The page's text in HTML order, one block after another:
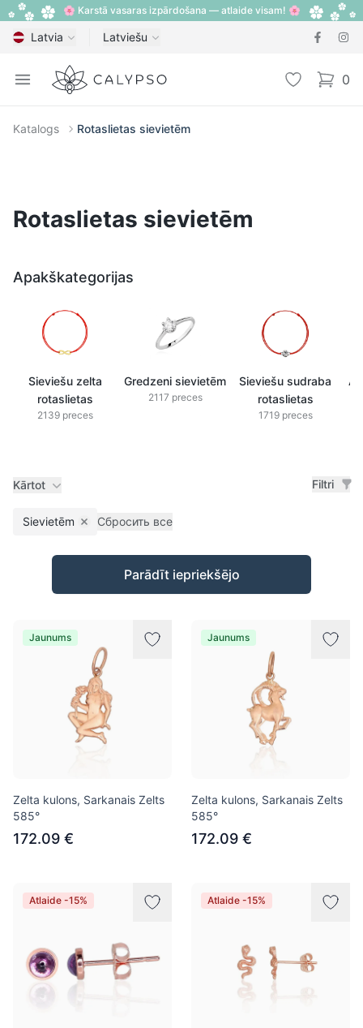
🌸 Karstā vasaras izpārdošana — atlaide visam! 🌸
Latvia Latviešu
Open menu
Calypso Vēlmju 0
items
Katalogs Rotaslietas sievietēm
Rotaslietas sievietēm
Apakškategorijas
Sieviešu zelta
rotaslietas
2139 preces
Gredzeni sievietēm
2117 preces
Sieviešu sudraba
rotaslietas
1719 preces
Kārtot Filtri
Sievietēm Remove filter
Сбросить все
Preces
Parādīt iepriekšējo
Jaunums
Zelta kulons, Sarkanais Zelts
585°
172.09 €
Jaunums
Zelta kulons, Sarkanais Zelts
585°
172.09 €
Atlaide -15% Atlaide -15%